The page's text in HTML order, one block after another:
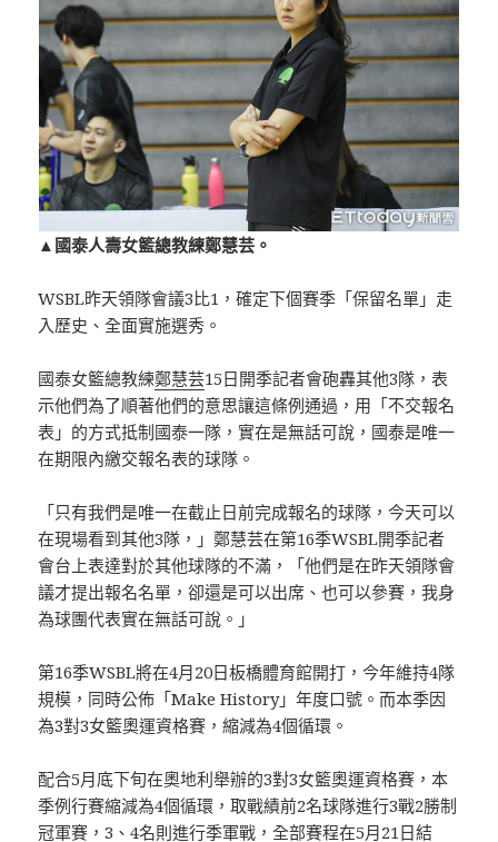
▲國泰人壽女籃總教練鄭慧芸。
WSBL昨天領隊會議3比1，確定下個賽季「保留名單」走
入歷史、全面實施選秀。
國泰女籃總教練鄭慧芸15日開季記者會砲轟其他3隊，表
示他們為了順著他們的意思讓這條例通過，用「不交報名
表」的方式抵制國泰一隊，實在是無話可說，國泰是唯一
在期限內繳交報名表的球隊。
「只有我們是唯一在截止日前完成報名的球隊，今天可以
在現場看到其他3隊，」鄭慧芸在第16季WSBL開季記者
會台上表達對於其他球隊的不滿，「他們是在昨天領隊會
議才提出報名名單，卻還是可以出席、也可以參賽，我身
為球團代表實在無話可說。」
第16季WSBL將在4月20日板橋體育館開打，今年維持4隊
規模，同時公佈「Make History」年度口號。而本季因
為3對3女籃奧運資格賽，縮減為4個循環。
配合5月底下旬在奧地利舉辦的3對3女籃奧運資格賽，本
季例行賽縮減為4個循環，取戰績前2名球隊進行3戰2勝制
冠軍賽，3、4名則進行季軍戰，全部賽程在5月21日結